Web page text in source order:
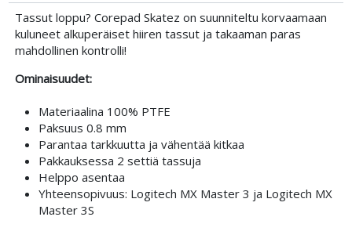
Tassut loppu? Corepad Skatez on suunniteltu korvaamaan
kuluneet alkuperäiset hiiren tassut ja takaaman paras
mahdollinen kontrolli!
Ominaisuudet:
Materiaalina 100% PTFE
Paksuus 0.8 mm
Parantaa tarkkuutta ja vähentää kitkaa
Pakkauksessa 2 settiä tassuja
Helppo asentaa
Yhteensopivuus: Logitech MX Master 3 ja Logitech MX
Master 3S